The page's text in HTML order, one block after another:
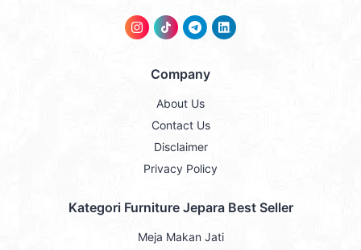
Company
About Us
Contact Us
Disclaimer
Privacy Policy
Kategori Furniture Jepara Best Seller
Meja Makan Jati